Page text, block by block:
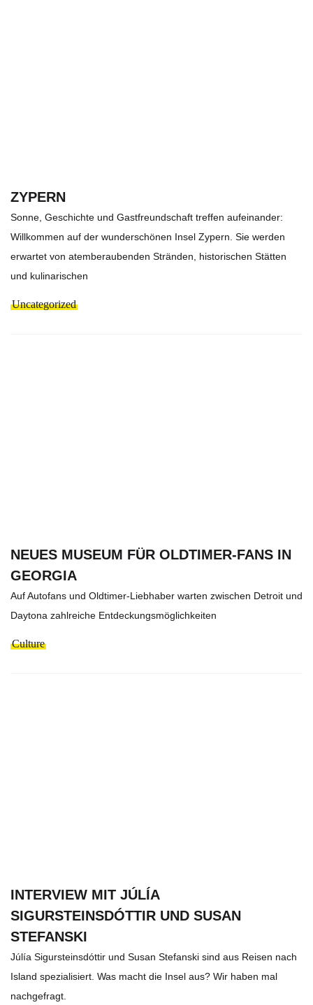
ZYPERN
Sonne, Geschichte und Gastfreundschaft treffen aufeinander:
Willkommen auf der wunderschönen Insel Zypern. Sie werden
erwartet von atemberaubenden Stränden, historischen Stätten
und kulinarischen
Uncategorized
NEUES MUSEUM FÜR OLDTIMER-FANS IN
GEORGIA
Auf Autofans und Oldtimer-Liebhaber warten zwischen Detroit und
Daytona zahlreiche Entdeckungsmöglichkeiten
Culture
INTERVIEW MIT JÚLÍA
SIGURSTEINSDÓTTIR UND SUSAN
STEFANSKI
Júlía Sigursteinsdóttir und Susan Stefanski sind aus Reisen nach
Island spezialisiert. Was macht die Insel aus? Wir haben mal
nachgefragt.